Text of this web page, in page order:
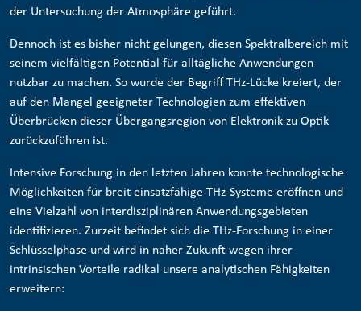
der Untersuchung der Atmosphäre geführt.
Dennoch ist es bisher nicht gelungen, diesen Spektralbereich mit
seinem vielfältigen Potential für alltägliche Anwendungen
nutzbar zu machen. So wurde der Begriff THz-Lücke kreiert, der
auf den Mangel geeigneter Technologien zum effektiven
Überbrücken dieser Übergangsregion von Elektronik zu Optik
zurückzuführen ist.
Intensive Forschung in den letzten Jahren konnte technologische
Möglichkeiten für breit einsatzfähige THz-Systeme eröffnen und
eine Vielzahl von interdisziplinären Anwendungsgebieten
identifizieren. Zurzeit befindet sich die THz-Forschung in einer
Schlüsselphase und wird in naher Zukunft wegen ihrer
intrinsischen Vorteile radikal unsere analytischen Fähigkeiten
erweitern: